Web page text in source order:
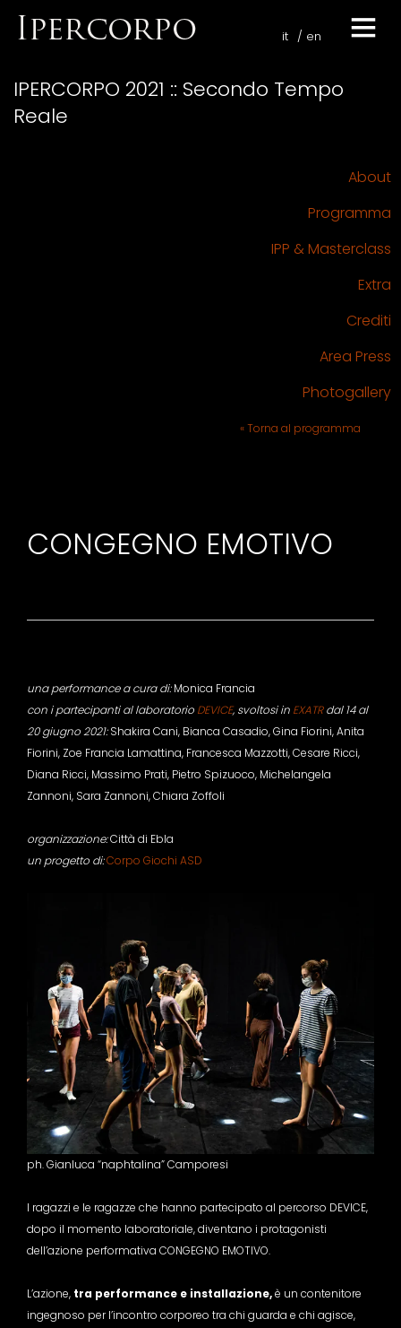
it en
IPERCORPO 2021 :: Secondo Tempo
Reale
About
Programma
IPP & Masterclass
Extra
Crediti
Area Press
Photogallery
« Torna al programma
CONGEGNO EMOTIVO
una performance a cura di:Monica Francia
con i partecipanti al laboratorio DEVICE, svoltosi in EXATRdal 14 al
20 giugno 2021:Shakira Cani, Bianca Casadio, Gina Fiorini, Anita
Fiorini, Zoe Francia Lamattina, Francesca Mazzotti, Cesare Ricci,
Diana Ricci, Massimo Prati, Pietro Spizuoco, Michelangela
Zannoni, Sara Zannoni, Chiara Zoffoli
organizzazione:Città di Ebla
un progetto di:Corpo Giochi ASD
ph. Gianluca “naphtalina” Camporesi
I ragazzi e le ragazze che hanno partecipato al percorso DEVICE,
dopo il momento laboratoriale, diventano i protagonisti
dell’azione performativa CONGEGNO EMOTIVO.
L’azione, tra performance e installazione,è un contenitore
ingegnoso per l’incontro corporeo tra chi guarda e chi agisce,